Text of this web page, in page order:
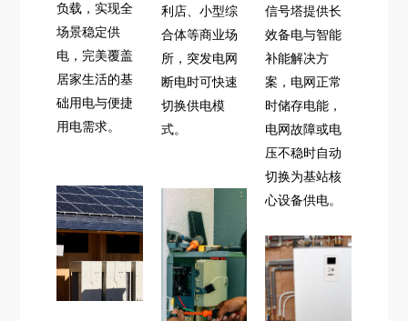
负载，实现全
场景稳定供
电，完美覆盖
居家生活的基
础用电与便捷
用电需求。
利店、小型综
合体等商业场
所，突发电网
断电时可快速
切换供电模
式。
信号塔提供长
效备电与智能
补能解决方
案，电网正常
时储存电能，
电网故障或电
压不稳时自动
切换为基站核
心设备供电。